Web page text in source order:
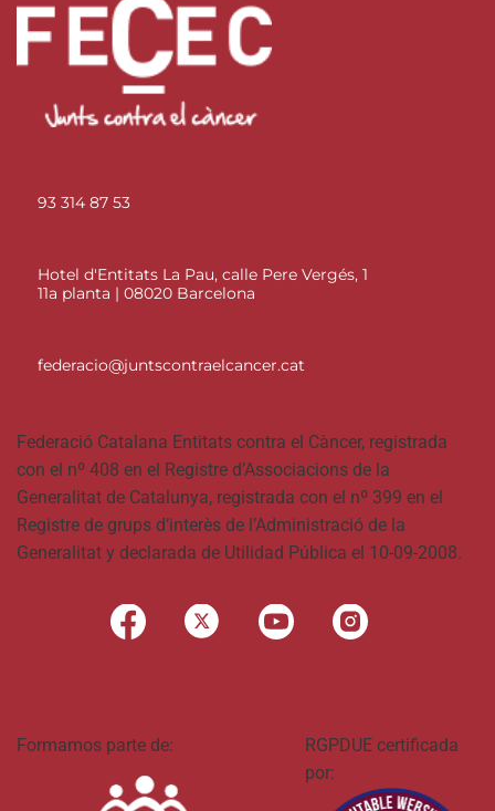
93 314 87 53
Hotel d'Entitats La Pau, calle Pere Vergés, 1
11a planta | 08020 Barcelona
federacio@juntscontraelcancer.cat
Federació Catalana Entitats contra el Càncer, registrada
con el nº 408 en el Registre d’Associacions de la
Generalitat de Catalunya, registrada con el nº 399 en el
Registre de grups d’interès de l’Administració de la
Generalitat y declarada de Utilidad Pública el 10-09-2008.
Formamos parte de:
RGPDUE certificada
por: